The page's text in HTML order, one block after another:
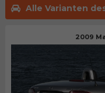
Alle Varianten
2009